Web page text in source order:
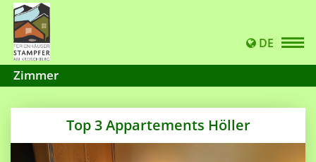
DE
Zimmer
Top 3 Appartements Höller